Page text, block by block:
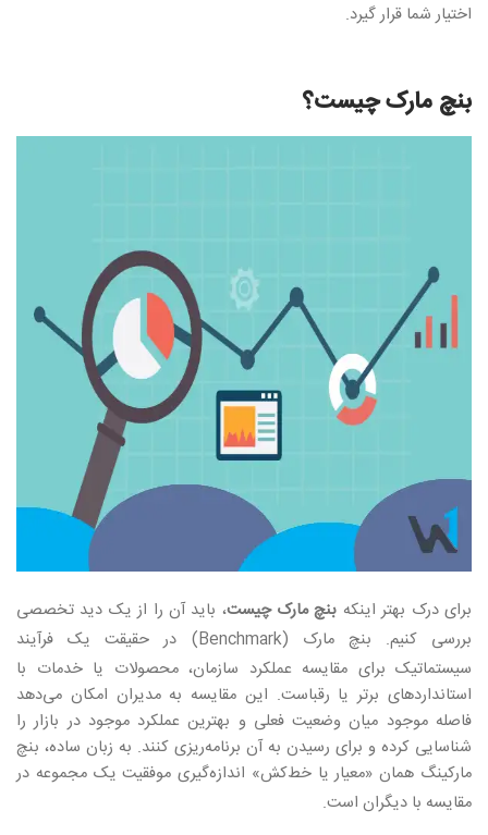
اختیار شما قرار گیرد.
بنچ مارک چیست؟
برای درک بهتر اینکه بنچ مارک چیست، باید آن را از یک دید تخصصی
بررسی کنیم. بنچ مارک (Benchmark)
در حقیقت یک فرآیند
سیستماتیک برای مقایسه عملکرد سازمان، محصولات یا خدمات با
استانداردهای برتر یا رقباست. این مقایسه به مدیران امکان می‌دهد
فاصله موجود میان وضعیت فعلی و بهترین عملکرد موجود در بازار را
شناسایی کرده و برای رسیدن به آن برنامه‌ریزی کنند. به زبان ساده، بنچ
مارکینگ همان «معیار یا خط‌کش» اندازه‌گیری موفقیت یک مجموعه در
مقایسه با دیگران است.